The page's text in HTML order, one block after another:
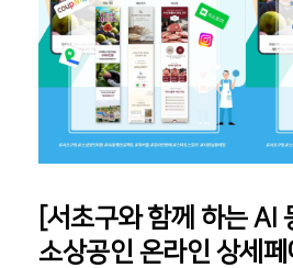
[서초구와 함께 하는 AI
소상공인 온라인 상세